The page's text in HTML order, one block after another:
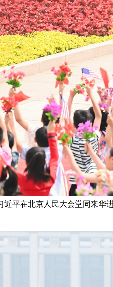
平在北京人民大会堂同来华